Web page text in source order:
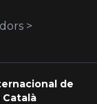
>
de
Català